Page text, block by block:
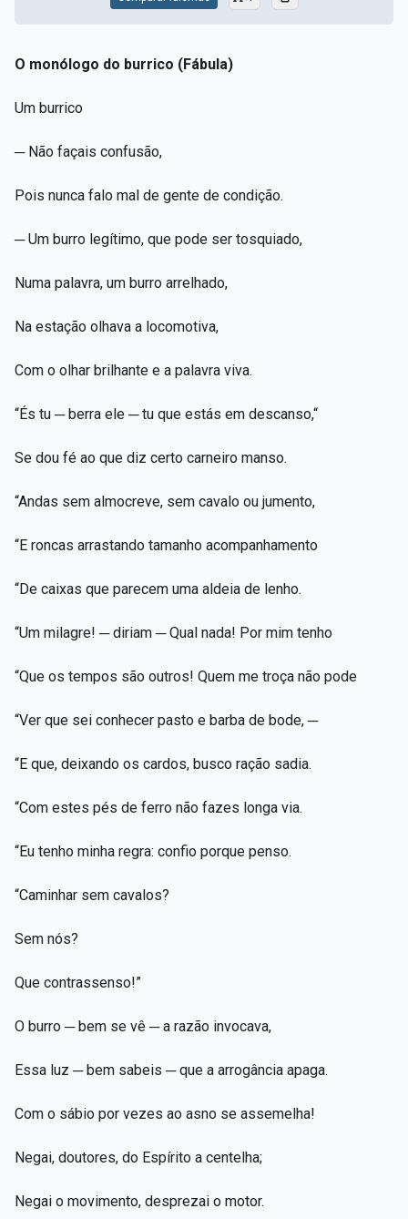
O monólogo do burrico (Fábula)
Um burrico
─ Não façais confusão,
Pois nunca falo mal de gente de condição.
─ Um burro legítimo, que pode ser tosquiado,
Numa palavra, um burro arrelhado,
Na estação olhava a locomotiva,
Com o olhar brilhante e a palavra viva.
“És tu ─ berra ele ─ tu que estás em descanso,“
Se dou fé ao que diz certo carneiro manso.
“Andas sem almocreve, sem cavalo ou jumento,
“E roncas arrastando tamanho acompanhamento
“De caixas que parecem uma aldeia de lenho.
“Um milagre! ─ diriam ─ Qual nada! Por mim tenho
“Que os tempos são outros! Quem me troça não pode
“Ver que sei conhecer pasto e barba de bode, ─
“E que, deixando os cardos, busco ração sadia.
“Com estes pés de ferro não fazes longa via.
“Eu tenho minha regra: confio porque penso.
“Caminhar sem cavalos?
Sem nós?
Que contrassenso!”
O burro ─ bem se vê ─ a razão invocava,
Essa luz ─ bem sabeis ─ que a arrogância apaga.
Com o sábio por vezes ao asno se assemelha!
Negai, doutores, do Espírito a centelha;
Negai o movimento, desprezai o motor.